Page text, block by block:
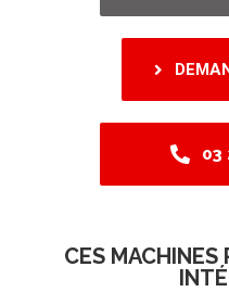
03
CES MACHINES